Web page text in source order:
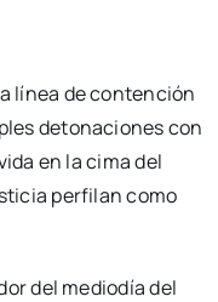
línea de contención
detonaciones con
en la cima del
perfilan como
del mediodía del